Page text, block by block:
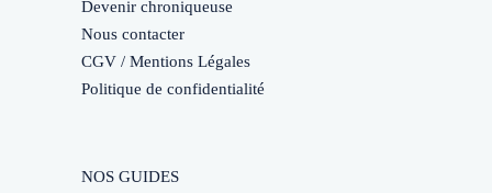
Devenir chroniqueuse
Nous contacter
CGV / Mentions Légales
Politique de confidentialité
NOS GUIDES